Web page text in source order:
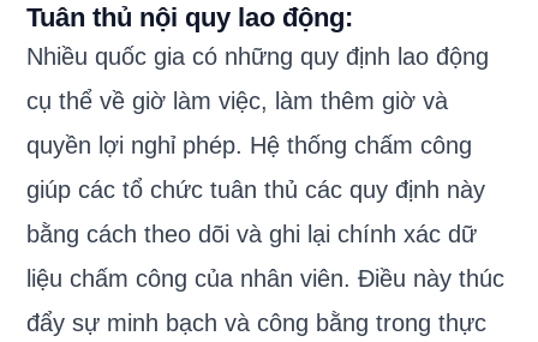
Tuân thủ nội quy lao động:
Nhiều quốc gia có những quy định lao động
cụ thể về giờ làm việc, làm thêm giờ và
quyền lợi nghỉ phép. Hệ thống chấm công
giúp các tổ chức tuân thủ các quy định này
bằng cách theo dõi và ghi lại chính xác dữ
liệu chấm công của nhân viên. Điều này thúc
đẩy sự minh bạch và công bằng trong thực